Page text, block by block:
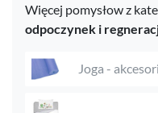
Więcej pomysłow z
odpoczynek i
Joga -